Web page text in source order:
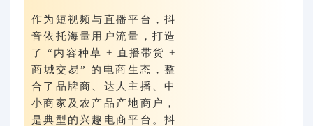
作为短视频与直播平台，抖
音依托海量用户流量，打造
了 “内容种草 + 直播带货 +
商城交易” 的电商生态，整
合了品牌商、达人主播、中
小商家及农产品产地商户，
是典型的兴趣电商平台。抖